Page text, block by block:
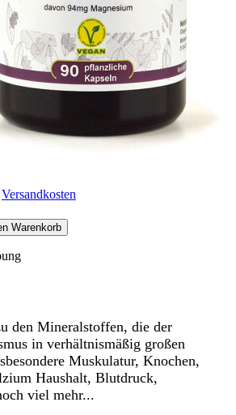
Versandkosten
Warenkorb
den Mineralstoffen, die der
in verhältnismäßig großen
Muskulatur, Knochen,
Haushalt, Blutdruck,
viel mehr...